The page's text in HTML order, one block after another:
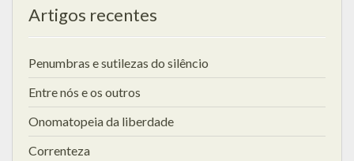
Artigos recentes
Penumbras e sutilezas do silêncio
Entre nós e os outros
Onomatopeia da liberdade
Correnteza